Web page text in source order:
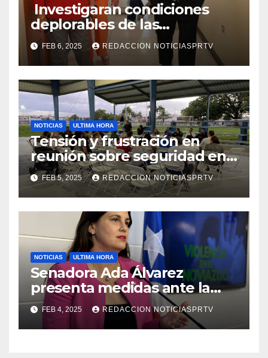
Investigaran condiciones
deplorables de las
facilidades el Departamento
de la Salud en Mayagüez
FEB 6, 2025 REDACCION NOTICIASPRTV
NOTICIAS ULTIMA HORA
Tensión y frustración en
reunión sobre seguridad en
Reparto Metropolitano
FEB 5, 2025 REDACCION NOTICIASPRTV
NOTICIAS ULTIMA HORA
Senadora Ada Álvarez
presenta medidas ante la
violencia en el noviazgo
FEB 4, 2025 REDACCION NOTICIASPRTV